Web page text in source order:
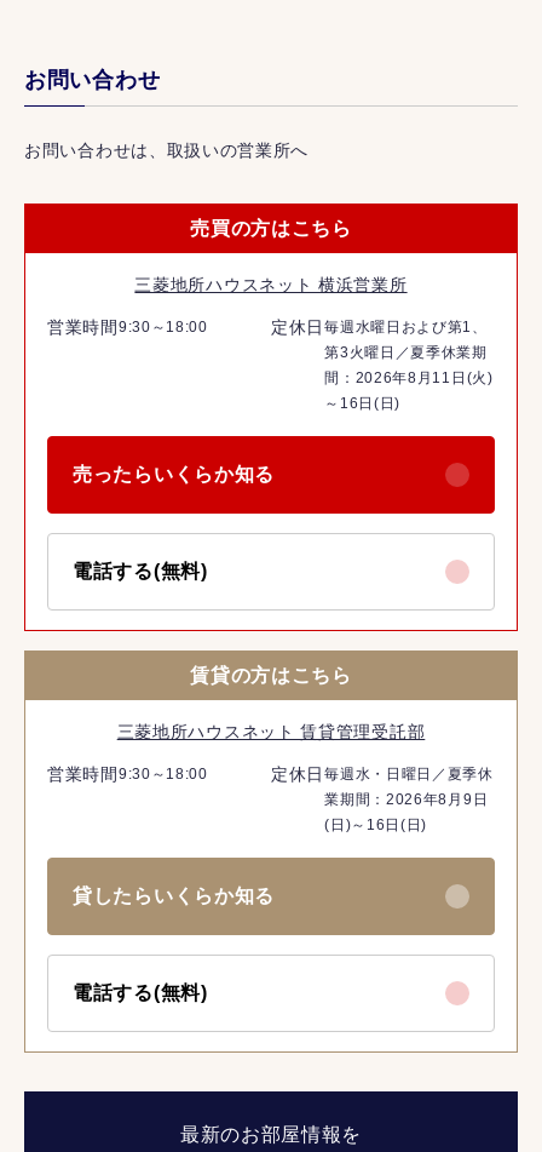
お問い合わせ
お問い合わせは、取扱いの営業所へ
売買の方はこちら
三菱地所ハウスネット 横浜営業所
営業時間 9:30～18:00 定休日毎週水曜日および第1、
第3火曜日／夏季休業期
間：2026年8月11日(火)
～16日(日)
売ったらいくらか知る
電話する(無料)
賃貸の方はこちら
三菱地所ハウスネット 賃貸管理受託部
営業時間 9:30～18:00 定休日毎週水・日曜日／夏季休
業期間：2026年8月9日
(日)～16日(日)
貸したらいくらか知る
電話する(無料)
最新のお部屋情報を